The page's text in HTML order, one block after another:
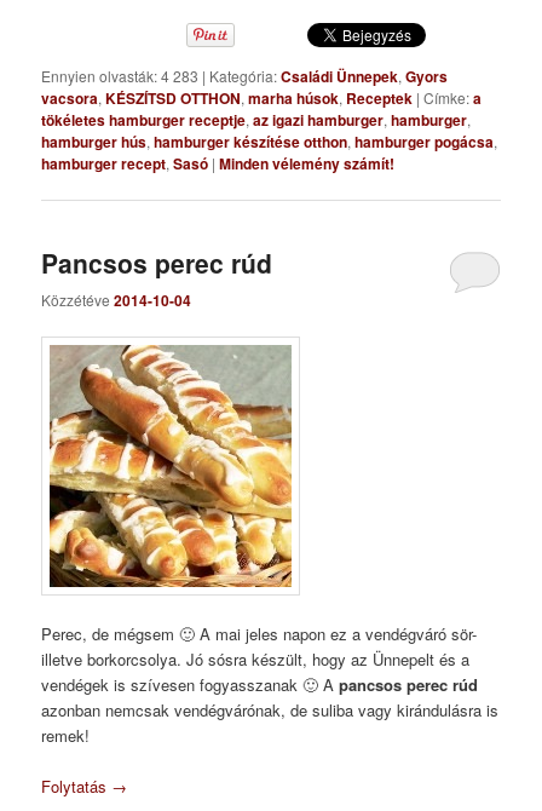
Ennyien olvasták: 4 283 | Kategória:Családi Ünnepek,Gyors
vacsora,KÉSZÍTSD OTTHON,marha húsok, Receptek |Címke:a
tökéletes hamburger receptje,az igazi hamburger,hamburger,
hamburger hús,hamburger készítése otthon,hamburger pogácsa,
hamburger recept,Sasó |Minden vélemény számít!
Pancsos perec rúd
Közzétéve2014-10-04
Perec, de mégsem 🙂 A mai jeles napon ez a vendégváró sör-
illetve borkorcsolya. Jó sósra készült, hogy az Ünnepelt és a
vendégek is szívesen fogyasszanak 🙂 Apancsos perec rúd
azonban nemcsak vendégvárónak, de suliba vagy kirándulásra is
remek!
Folytatás →